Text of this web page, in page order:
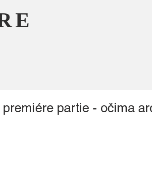
partie - očima